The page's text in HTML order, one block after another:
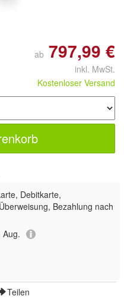
ab 797,99 €
inkl. MwSt.
Kostenloser Versand
Debitkarte,
Bezahlung nach
Aug.
Teilen